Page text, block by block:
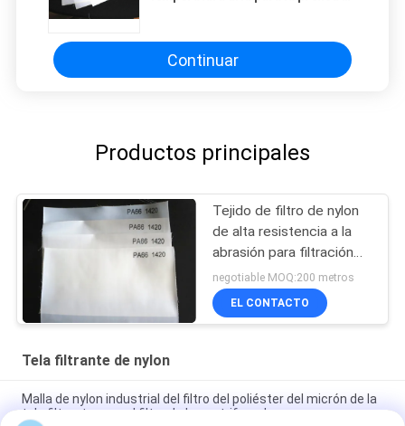
Continuar
Productos principales
Tejido de filtro de nylon
de alta resistencia a la
abrasión para filtración
de partículas finas en
diversas aplicaciones
negotiable MOQ:200 metros
EL CONTACTO
Tela filtrante de nylon
Malla de nylon industrial del filtro del poliéster del micrón de la
tela filtrante para el filtro de la centrifugadora